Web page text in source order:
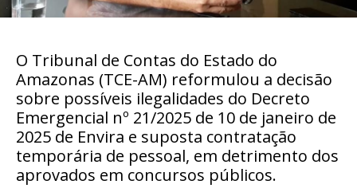
O Tribunal de Contas do Estado do
Amazonas (TCE-AM) reformulou a decisão
sobre possíveis ilegalidades do Decreto
Emergencial nº 21/2025 de 10 de janeiro de
2025 de Envira e suposta contratação
temporária de pessoal, em detrimento dos
aprovados em concursos públicos.